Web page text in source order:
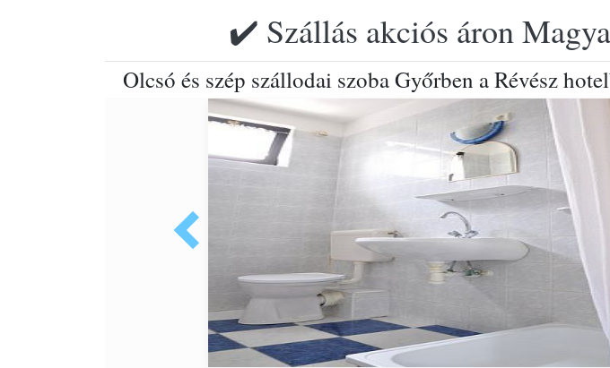
✔️ Szállás akciós áron
Olcsó és szép szállodai szoba Győrben a Révész